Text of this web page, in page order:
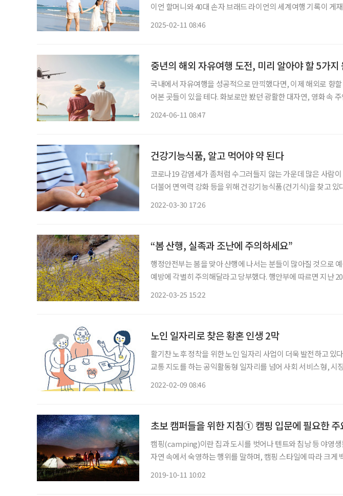
이언 할머니와 40대 손자 브래드 라이언의 세계여행 기록이 게
2025-02-11 08:46
중년의 해외 자유여행 도전, 미리 알아야 할 5가지
국내에서 자유여행을 성공적으로 만끽했다면, 이제 해외로 향
어본 곳들이 있을 테다. 화보로만 봤던 광활한 대자연, 영화 속
2024-06-11 08:47
건강기능식품, 알고 먹어야 약 된다
코로나19 감염세가 좀처럼 수그러들지 않는 가운데 많은 사람
더불어 면역력 강화 등을 위해 건강기능식품(건기식)을 찾고 있
2022-03-30 17:26
“봄 산행, 실족과 조난에 주의하세요”
행정안전부는 봄을 맞아 산행에 나서는 분들이 많아질 것으로
예방에 각별히 주의해달라고 당부했다. 행안부에 따르면 지난 2020년에 발생한 등산사고는
2022-03-25 15:22
노인 일자리로 찾은 황혼 인생 2막
활기찬 노후 정착을 위한 노인 일자리 사업이 더욱 발전하고 있
교통 지도를 하는 공익활동형 일자리를 넘어 사회 서비스형, 시장형과 같은 새
2022-02-09 08:46
초보 캠퍼들을 위한 지침① 캠핑 입문에 필요한 주
캠핑(camping)이란 집과 도시를 벗어나 텐트와 침낭 등 야영
자연 속에서 숙영하는 행위를 말하며, 캠핑 스타일에 따라 크게
2019-10-11 10:02